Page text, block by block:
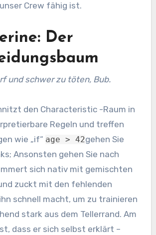
Crew fähig ist.
Der
und schwer zu töten, Bub.
den Characteristic -Raum in
Regeln und treffen
wie „if“ age > 42gehen Sie
Ansonsten gehen Sie nach
sich nativ mit gemischten
zuckt mit den fehlenden
schnell macht, um zu trainieren
stark aus dem Tellerrand. Am
dass er sich selbst erklärt –